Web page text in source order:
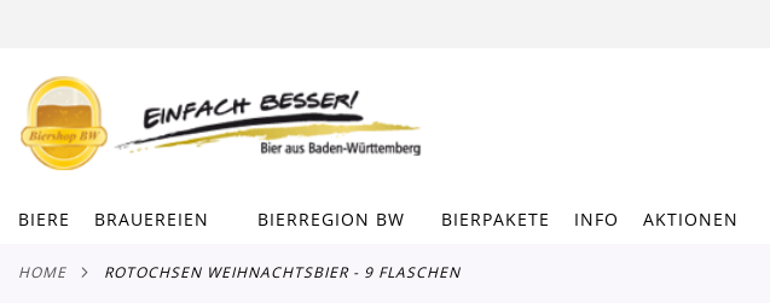
INHALT
BIERE BRAUEREIEN BIERREGION BW BIERPAKETE INFO AKTIONEN
HOME ROTOCHSEN WEIHNACHTSBIER - 9 FLASCHEN